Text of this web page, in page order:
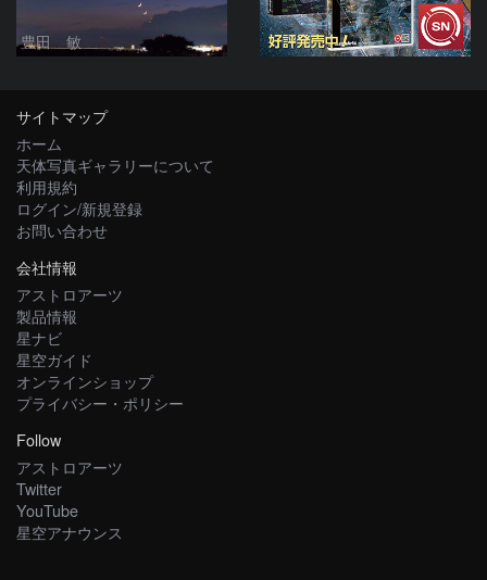
豊田 敏
サイトマップ
ホーム
天体写真ギャラリーについて
利用規約
ログイン/新規登録
お問い合わせ
会社情報
アストロアーツ
製品情報
星ナビ
星空ガイド
オンラインショップ
プライバシー・ポリシー
Follow
アストロアーツ
Twitter
YouTube
星空アナウンス